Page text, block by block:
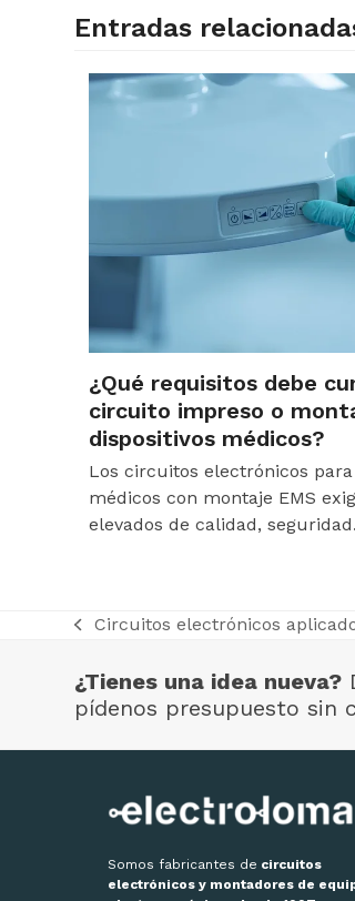
Entradas
¿Qué requisitos debe
circuito impreso o
dispositivos médicos?
Los circuitos electrónicos
médicos con montaje EMS
elevados de calidad,
previous
Circuitos electrónicos
¿Tienes una idea nueva?
pídenos presupuesto sin
Somos fabricantes de circuitos
electrónicos y montadores de